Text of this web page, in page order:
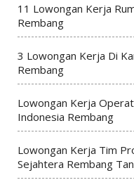
11 Lowongan Kerja
Rembang
3 Lowongan Kerja Di
Rembang
Lowongan Kerja
Indonesia Rembang
Lowongan Kerja Tim
Sejahtera Rembang